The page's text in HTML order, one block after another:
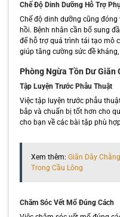
Chế Độ Dinh Dưỡng Hỗ Trợ
Chế độ dinh dưỡng cũng
hồi. Bệnh nhân cần bổ sung
để hỗ trợ quá trình tái tạo mô
giúp tăng cường sức đề
Phòng Ngừa Tồn Dư Giãn
Tập Luyện Trước Phẫu Thuật
Việc tập luyện trước phẫu
bắp và chuẩn bị tốt hơn cho
cho bạn về các bài tập phù
Xem thêm: Giãn Dây
Trong Cầu Lông
Chăm Sóc Vết Mổ Đúng Cách